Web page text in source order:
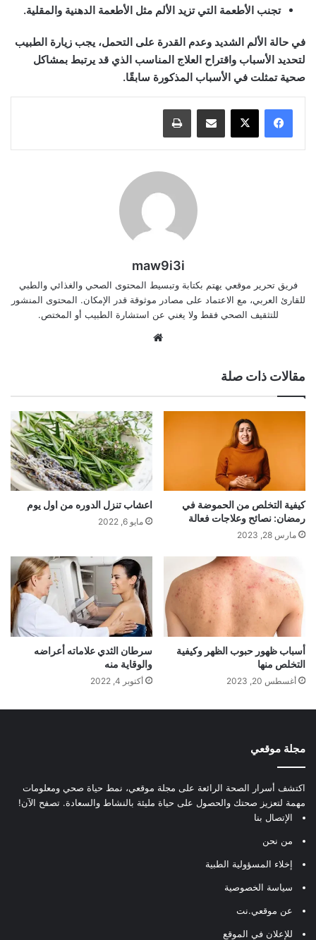
تجنب الأطعمة التي تزيد الألم مثل الأطعمة الدهنية والمقلية.
في حالة الألم الشديد وعدم القدرة على التحمل، يجب زيارة الطبيب
لتحديد الأسباب واقتراح العلاج المناسب الذي قد يرتبط بمشاكل
صحية تمثلت في الأسباب المذكورة سابقًا.
مشاركة عبر البريد طباعة
maw9i3i
فريق تحرير موقعي يهتم بكتابة وتبسيط المحتوى الصحي والغذائي والطبي
للقارئ العربي، مع الاعتماد على مصادر موثوقة قدر الإمكان. المحتوى المنشور
للتثقيف الصحي فقط ولا يغني عن استشارة الطبيب أو المختص.
مقالات ذات صلة
كيفية التخلص من الحموضة في
رمضان: نصائح وعلاجات فعالة
مارس 28, 2023
اعشاب تنزل الدوره من اول يوم
مايو 6, 2022
أسباب ظهور حبوب الظهر وكيفية
التخلص منها
أغسطس 20, 2023
سرطان الثدي علاماته أعراضه
والوقاية منه
أكتوبر 4, 2022
مجلة موقعي
اكتشف أسرار الصحة الرائعة على مجلة موقعي، نمط حياة صحي ومعلومات
مهمة لتعزيز صحتك والحصول على حياة مليئة بالنشاط والسعادة. تصفح الآن!
الإتصال بنا
من نحن
إخلاء المسؤولية الطبية
سياسة الخصوصية
عن موقعي.نت
للإعلان في الموقع